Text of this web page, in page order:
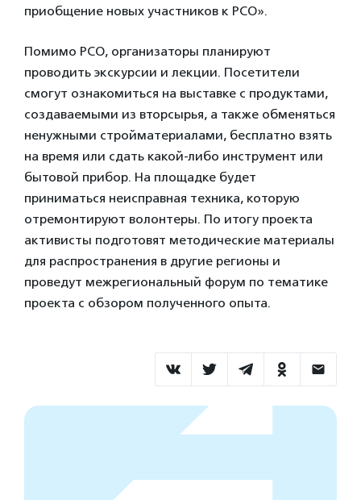
приобщение новых участников к РСО».
Помимо РСО, организаторы планируют
проводить экскурсии и лекции. Посетители
смогут ознакомиться на выставке с продуктами,
создаваемыми из вторсырья, а также обменяться
ненужными стройматериалами, бесплатно взять
на время или сдать какой-либо инструмент или
бытовой прибор. На площадке будет
приниматься неисправная техника, которую
отремонтируют волонтеры. По итогу проекта
активисты подготовят методические материалы
для распространения в другие регионы и
проведут межрегиональный форум по тематике
проекта с обзором полученного опыта.